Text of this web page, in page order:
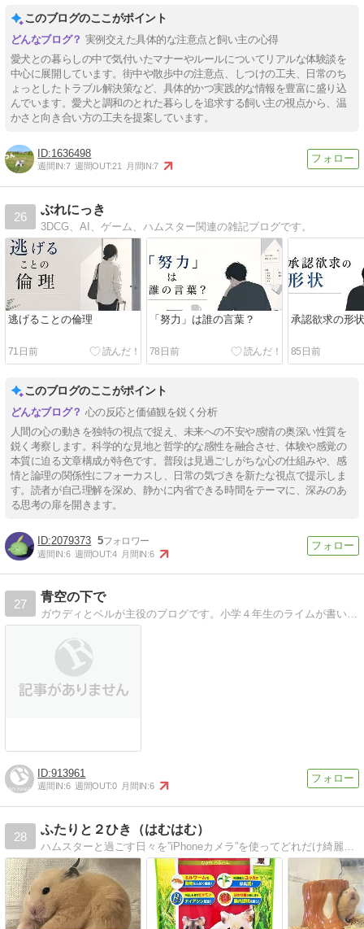
このブログのここがポイント
実例交えた具体的な注意点と飼い主の心得
愛犬との暮らしの中で気付いたマナーやルールについてリアルな体験談を
中心に展開しています。街中や散歩中の注意点、しつけの工夫、日常のち
ょっとしたトラブル解決策など、具体的かつ実践的な情報を豊富に盛り込
んでいます。愛犬と調和のとれた暮らしを追求する飼い主の視点から、温
かさと向き合い方の工夫を提案しています。
1636498
週間IN:7 週間OUT:21 月間IN:7
26
ぶれにっき
3DCG、AI、ゲーム、ハムスター関連の雑記ブログです。
逃げることの倫理
71日前
「努力」は誰の言葉？
78日前
承認欲求の形状
85日前
このブログのここがポイント
心の反応と価値観を鋭く分析
人間の心の動きを独特の視点で捉え、未来への不安や感情の奥深い性質を
鋭く考察します。科学的な見地と哲学的な感性を融合させ、体験や感覚の
本質に迫る文章構成が特色です。普段は見過ごしがちな心の仕組みや、感
情と論理の関係性にフォーカスし、日常の気づきを新たな視点で提示しま
す。読者が自己理解を深め、静かに内省できる時間をテーマに、深みのあ
る思考の扉を開きます。
2079373 5
週間IN:6 週間OUT:4 月間IN:6
27
青空の下で
913961
週間IN:6 週間OUT:0 月間IN:6
28
ふたりと２ひき（はむはむ）